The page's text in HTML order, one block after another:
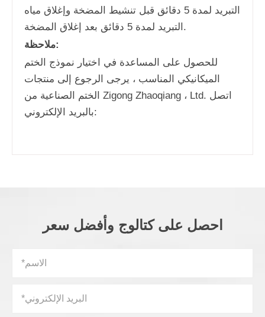
التبريد لمدة 5 دقائق قبل تنشيط المضخة وإغلاق مياه
التبريد لمدة 5 دقائق بعد إغلاق المضخة.
ملاحظة:
للحصول على المساعدة في اختيار نموذج الختم
الميكانيكي المناسب ، يرجى الرجوع إلى منتجات
الختم الصناعية من Zigong Zhaoqiang ، Ltd. اتصل
بالبريد الإلكتروني:
احصل على كتالوج وأفضل سعر